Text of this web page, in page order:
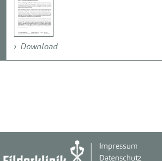
Download
Impressum
Datenschutz